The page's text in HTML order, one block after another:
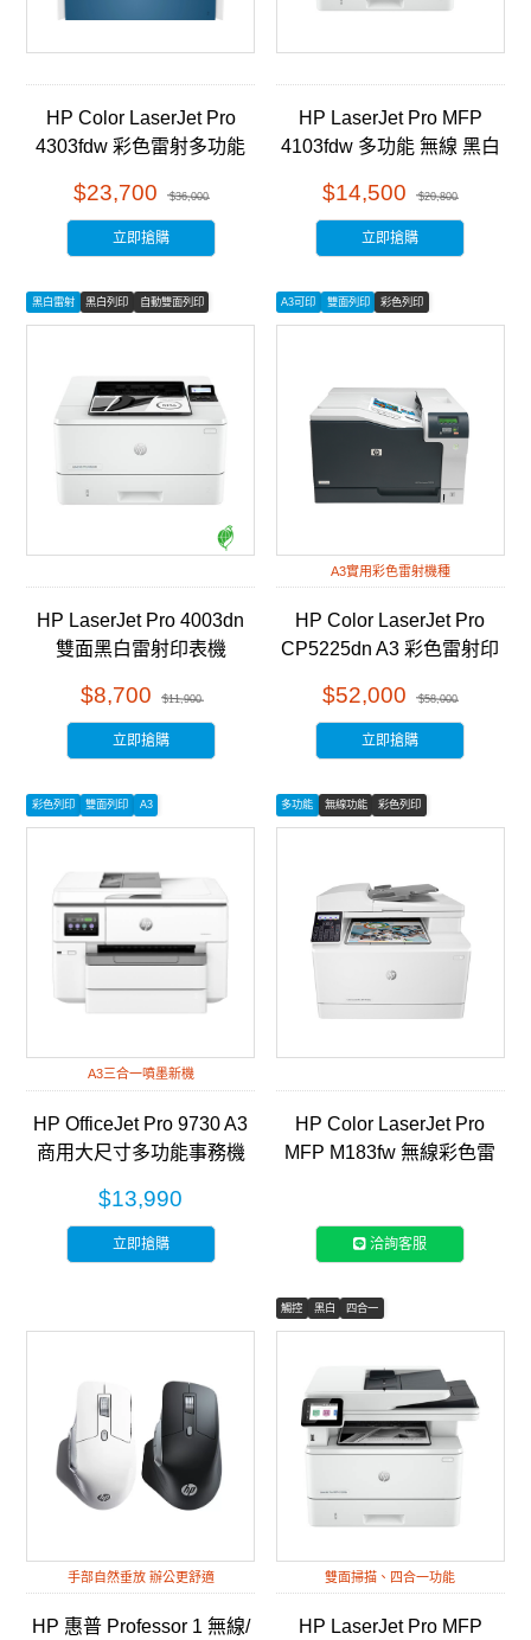
HP Color LaserJet Pro
4303fdw 彩色雷射多功能
$23,700 $36,000
立即搶購
HP LaserJet Pro MFP
4103fdw 多功能 無線 黑白
$14,500 $20,800
立即搶購
黑白雷射 黑白列印 自動雙面列印
HP LaserJet Pro 4003dn
雙面黑白雷射印表機
$8,700 $11,900
立即搶購
A3可印 雙面列印 彩色列印
A3實用彩色雷射機種
HP Color LaserJet Pro
CP5225dn A3 彩色雷射印
$52,000 $58,000
立即搶購
彩色列印 雙面列印 A3
A3三合一噴墨新機
HP OfficeJet Pro 9730 A3
商用大尺寸多功能事務機
$13,990
立即搶購
多功能 無線功能 彩色列印
HP Color LaserJet Pro
MFP M183fw 無線彩色雷
洽詢客服
手部自然垂放 辦公更舒適
HP 惠普 Professor 1 無線/
觸控 黑白 四合一
雙面掃描、四合一功能
HP LaserJet Pro MFP